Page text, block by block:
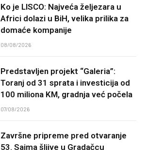
Ko je LISCO: Najveća željezara u
Africi dolazi u BiH, velika prilika za
domaće kompanije
08/08/2026
Predstavljen projekt “Galeria”:
Toranj od 31 sprata i investicija od
100 miliona KM, gradnja već počela
07/08/2026
Završne pripreme pred otvaranje
53. Sajma šljive u Gradačcu